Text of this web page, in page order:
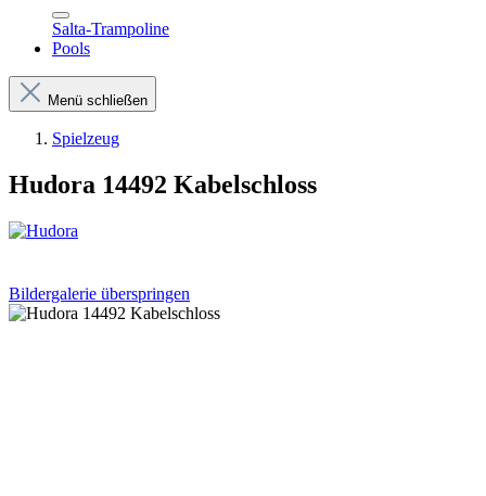
Salta-Trampoline
Pools
Menü schließen
Spielzeug
Hudora 14492 Kabelschloss
Bildergalerie überspringen